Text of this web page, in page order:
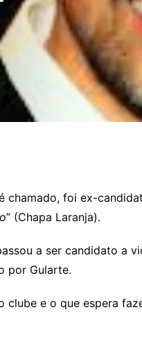
foi ex-
” (Chapa Laranja).
a ser candidato a
por Gularte.
clube e o que espera